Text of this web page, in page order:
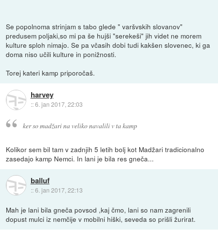
Se popolnoma strinjam s tabo glede " varšvskih slovanov"
predusem poljaki,so mi pa še hujši "serekeši" jih videt ne morem
kulture sploh nimajo. Se pa včasih dobi tudi kakšen slovenec, ki ga
doma niso učili kulture in ponižnosti.
Torej kateri kamp priporočaš.
harvey
::6. jan 2017, 22:03
ker so madžari na veliko navalili v ta kamp
Kolikor sem bil tam v zadnjih 5 letih bolj kot Madžari tradicionalno
zasedajo kamp Nemci. In lani je bila res gneča...
balluf
::6. jan 2017, 22:13
Mah je lani bila gneča povsod ,kaj čmo, lani so nam zagrenili
dopust mulci iz nemčije v mobilni hiški, seveda so prišli žurirat.